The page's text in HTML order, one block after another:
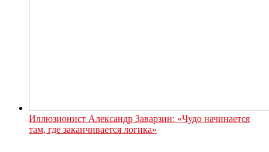
Иллюзионист Александр Заварзин: «Чудо начинается
там, где заканчивается логика»